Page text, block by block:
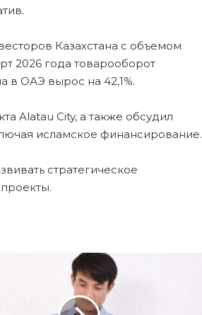
Казахстана с объемом
2026 года товарооборот
в ОАЭ вырос на 42,1%.
Alatau City, а также обсудил
исламское финансирование.
стратегическое